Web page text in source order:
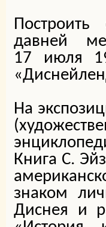
Построить
давней
17 июля
На
Книга С.
знаком
Диснея и